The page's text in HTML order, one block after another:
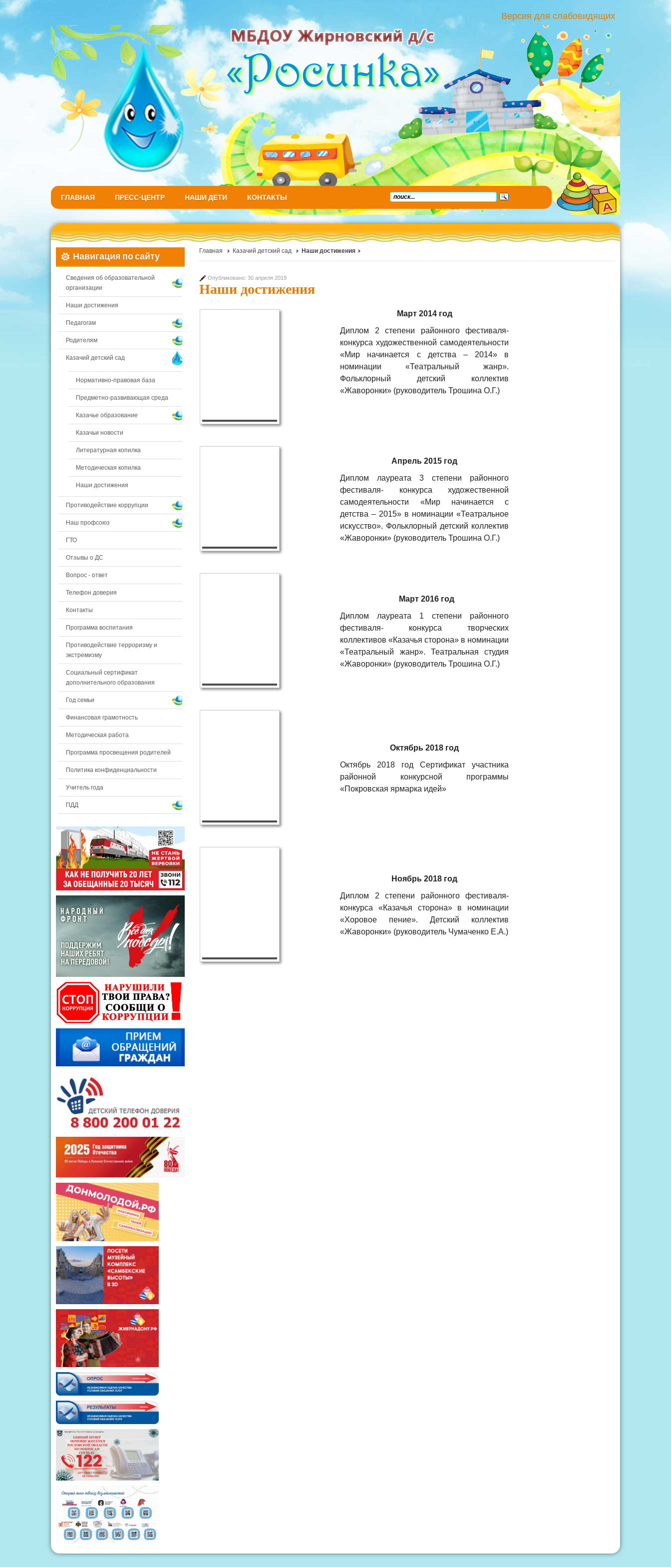
Версия для слабовидящих
ГЛАВНАЯ ПРЕСС-ЦЕНТР НАШИ ДЕТИ КОНТАКТЫ
Главная Казачий детский сад Наши достижения
Опубликовано: 30 апреля 2019
Наши достижения
Март 2014 год
Диплом 2 степени районного фестиваля-
конкурса художественной самодеятельности
«Мир начинается с детства – 2014» в
номинации «Театральный жанр».
Фольклорный детский коллектив
«Жаворонки» (руководитель Трошина О.Г.)
Апрель 2015 год
Диплом лауреата 3 степени районного
фестиваля- конкурса художественной
самодеятельности «Мир начинается с
детства – 2015» в номинации «Театральное
искусство». Фольклорный детский коллектив
«Жаворонки» (руководитель Трошина О.Г.)
Март 2016 год
Диплом лауреата 1 степени районного
фестиваля- конкурса творческих
коллективов «Казачья сторона» в номинации
«Театральный жанр». Театральная студия
«Жаворонки» (руководитель Трошина О.Г.)
Октябрь 2018 год
Октябрь 2018 год Сертификат участника
районной конкурсной программы
«Покровская ярмарка идей»
Ноябрь 2018 год
Диплом 2 степени районного фестиваля-
конкурса «Казачья сторона» в номинации
«Хоровое пение». Детский коллектив
«Жаворонки» (руководитель Чумаченко Е.А.)
Навигация по сайту
Сведения об образовательной
организации
Наши достижения
Педагогам
Родителям
Казачий детский сад
Нормативно-правовая база
Предметно-развивающая среда
Казачье образование
Казачьи новости
Литературная копилка
Методическая копилка
Наши достижения
Противодействие коррупции
Наш профсоюз
ГТО
Отзывы о ДС
Вопрос - ответ
Телефон доверия
Контакты
Программа воспитания
Противодействие терроризму и
экстремизму
Социальный сертификат
дополнительного образования
Год семьи
Финансовая грамотность
Методическая работа
Программа просвещения родителей
Политика конфиденциальности
Учитель года
ПДД